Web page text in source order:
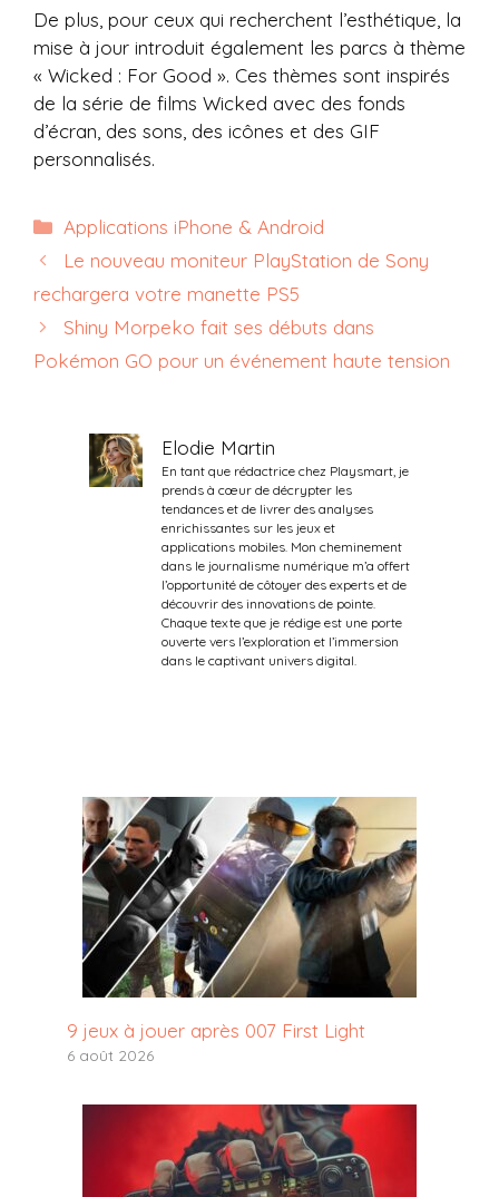
De plus, pour ceux qui recherchent l’esthétique, la
mise à jour introduit également les parcs à thème
« Wicked : For Good ». Ces thèmes sont inspirés
de la série de films Wicked avec des fonds
d’écran, des sons, des icônes et des GIF
personnalisés.
Catégories
Applications iPhone & Android
Le nouveau moniteur PlayStation de Sony
rechargera votre manette PS5
Shiny Morpeko fait ses débuts dans
Pokémon GO pour un événement haute tension
Elodie Martin
En tant que rédactrice chez Playsmart, je
prends à cœur de décrypter les
tendances et de livrer des analyses
enrichissantes sur les jeux et
applications mobiles. Mon cheminement
dans le journalisme numérique m’a offert
l’opportunité de côtoyer des experts et de
découvrir des innovations de pointe.
Chaque texte que je rédige est une porte
ouverte vers l’exploration et l’immersion
dans le captivant univers digital.
9 jeux à jouer après 007 First Light
6 août 2026